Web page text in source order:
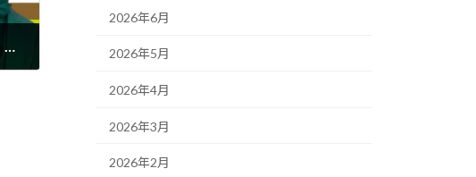
2026年6月
2026年5月
2026年4月
2026年3月
2026年2月